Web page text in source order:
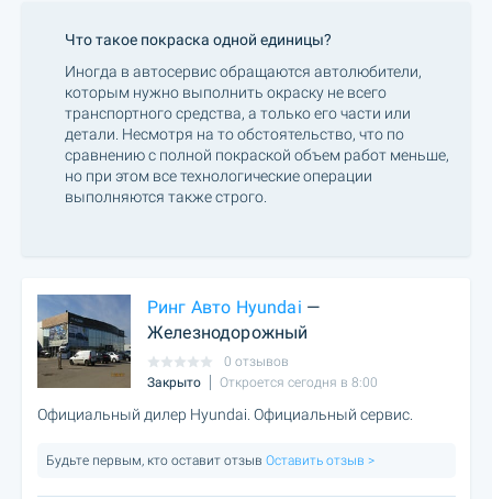
Что такое покраска одной единицы?
Иногда в автосервис обращаются автолюбители,
которым нужно выполнить окраску не всего
транспортного средства, а только его части или
детали. Несмотря на то обстоятельство, что по
сравнению с полной покраской объем работ меньше,
но при этом все технологические операции
выполняются также строго.
Ринг Авто Hyundai —
Железнодорожный
0 отзывов
Закрыто
Откроется сегодня в 8:00
Официальный дилер Hyundai. Официальный сервис.
Будьте первым, кто оставит отзыв Оставить отзыв >